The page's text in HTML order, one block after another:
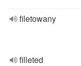
filetowany
filleted